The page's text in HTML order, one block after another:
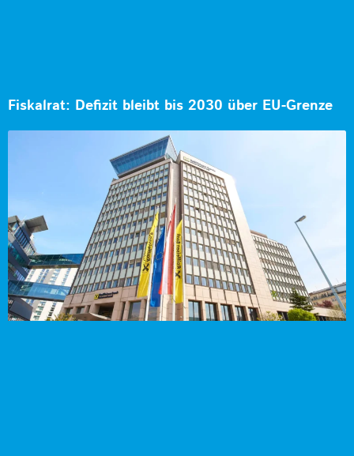
Fiskalrat: Defizit bleibt bis 2030 über EU-Grenze